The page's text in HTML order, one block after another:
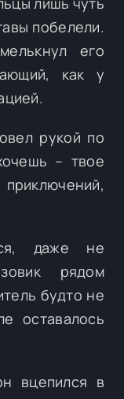
побелели.
его
как у
рукой по
– твое
даже не
рядом
будто не
оставалось
вцепился в